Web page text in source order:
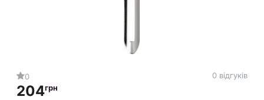
0 0 відгуків
204грн